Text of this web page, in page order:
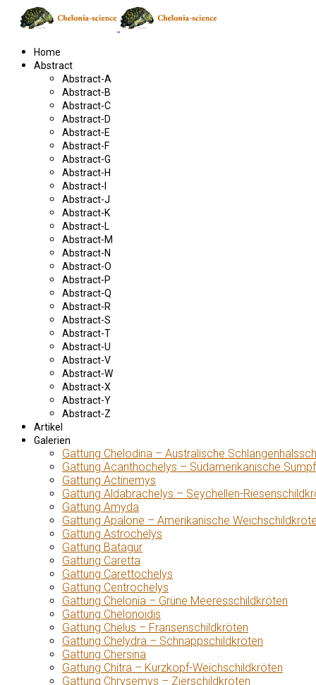
Home
Abstract
Abstract-A
Abstract-B
Abstract-C
Abstract-D
Abstract-E
Abstract-F
Abstract-G
Abstract-H
Abstract-I
Abstract-J
Abstract-K
Abstract-L
Abstract-M
Abstract-N
Abstract-O
Abstract-P
Abstract-Q
Abstract-R
Abstract-S
Abstract-T
Abstract-U
Abstract-V
Abstract-W
Abstract-X
Abstract-Y
Abstract-Z
Artikel
Galerien
Gattung Chelodina – Australische
Gattung Acanthochelys – Südamerikanische
Gattung Actinemys
Gattung Aldabrachelys – Seychellen-
Gattung Amyda
Gattung Apalone – Amerikanische
Gattung Astrochelys
Gattung Batagur
Gattung Caretta
Gattung Carettochelys
Gattung Centrochelys
Gattung Chelonia – Grüne Meeresschildkröten
Gattung Chelonoidis
Gattung Chelus – Fransenschildkröten
Gattung Chelydra – Schnappschildkröten
Gattung Chersina
Gattung Chitra – Kurzkopf-Weichschildkröten
Gattung Chrysemys – Zierschildkröten